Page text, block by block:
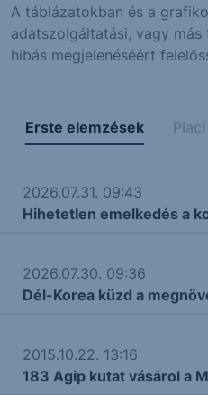
A táblázatokban és a
adatszolgáltatási, vagy
hibás megjelenéséért
Erste elemzések
2026.07.31. 09:43
Hihetetlen emelkedés a
2026.07.30. 09:36
Dél-Korea küzd a
2015.10.22. 13:16
183 Agip kutat vásárol a